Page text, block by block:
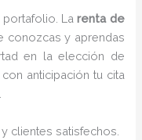
portafolio. Larenta de
conozcas y aprendas
en la elección de
anticipación tu cita
clientes satisfechos.